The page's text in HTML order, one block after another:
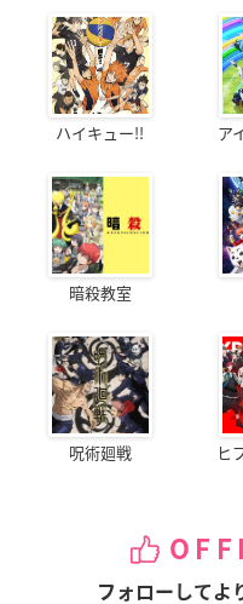
ハイキュー!! ア
暗殺教室
呪術廻戦 ヒ
フォローしてよ